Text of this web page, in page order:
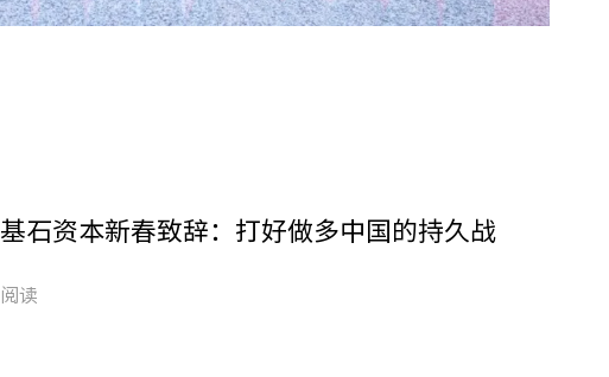
基石资本新春致辞：打好做多中国的持久战
阅读